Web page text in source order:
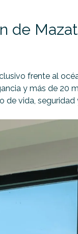
frente al
y más de 20
vida, seguridad